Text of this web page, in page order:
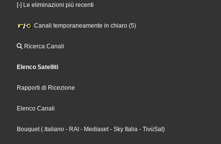
[-] Le eliminazioni più recenti
Canali temporaneamente in chiaro (5)
Ricerca Canali
Elenco Satelliti
Rapporti di Ricezione
Elenco Canali
Bouquet( Italiano - RAI - Mediaset- Sky Italia - TivùSat)